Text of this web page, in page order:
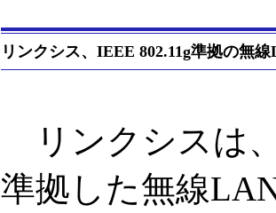
リンクシス、IEEE 802.11g準拠の無
リンクシスは
準拠した無線